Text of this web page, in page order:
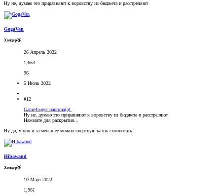
Ну не, думаю это приравняют к воровству из бюджета и расстреляют
GogaVan
Холдер🥉
26 Апрель 2022
1,653
96
5 Июль 2022
#12
Game4anger написал(а):
Ну не, думаю это приравняют к воровству из бюджета и расстреляют
Нажмите для раскрытия...
Ну да, у них и за меньшее можно смертную казнь схлопотать
Hibawand
Холдер🥉
10 Март 2022
1,961